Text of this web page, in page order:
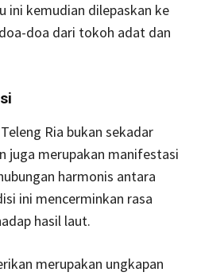
ini kemudian dilepaskan ke
doa dari tokoh adat dan
Ria bukan sekadar
juga merupakan manifestasi
harmonis antara
ini mencerminkan rasa
hasil laut.
merupakan ungkapan